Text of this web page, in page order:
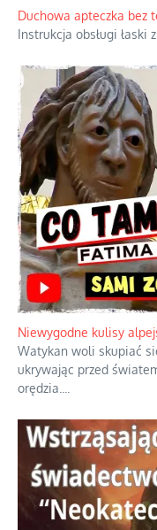
Duchowa apteczka bez
Instrukcja obsługi łaski
Niewygodne kulisy
Watykan woli skupiać
ukrywając przed
orędzia.